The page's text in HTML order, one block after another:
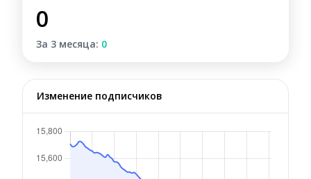
0
За 3 месяца: 0
Изменение подписчиков